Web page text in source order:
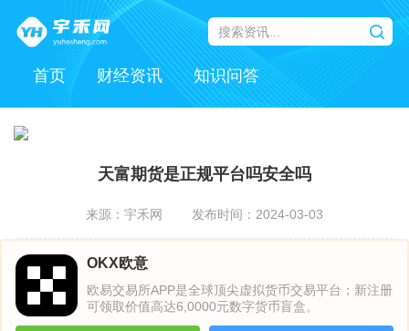
首页 财经资讯 知识问答
天富期货是正规平台吗安全吗
来源：宇禾网 发布时间：2024-03-03
OKX欧意
欧易交易所APP是全球顶尖虚拟货币交易平台；新注册
可领取价值高达6,0000元数字货币盲盒。